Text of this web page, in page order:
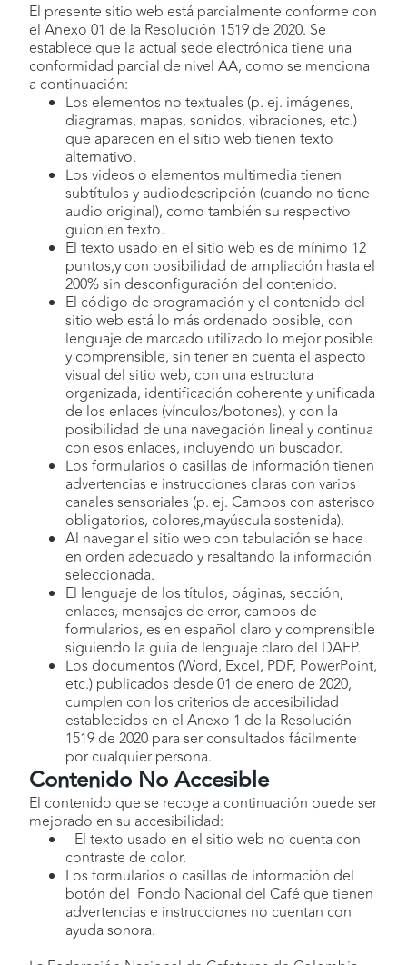
El presente sitio web está parcialmente conforme con
el Anexo 01 de la Resolución 1519 de 2020. Se
establece que la actual sede electrónica tiene una
conformidad parcial de nivel AA, como se menciona
a continuación:
Los elementos no textuales (p. ej. imágenes,
diagramas, mapas, sonidos, vibraciones, etc.)
que aparecen en el sitio web tienen texto
alternativo.
Los videos o elementos multimedia tienen
subtítulos y audiodescripción (cuando no tiene
audio original), como también su respectivo
guion en texto.
El texto usado en el sitio web es de mínimo 12
puntos,y con posibilidad de ampliación hasta el
200% sin desconfiguración del contenido.
El código de programación y el contenido del
sitio web está lo más ordenado posible, con
lenguaje de marcado utilizado lo mejor posible
y comprensible, sin tener en cuenta el aspecto
visual del sitio web, con una estructura
organizada, identificación coherente y unificada
de los enlaces (vínculos/botones), y con la
posibilidad de una navegación lineal y continua
con esos enlaces, incluyendo un buscador.
Los formularios o casillas de información tienen
advertencias e instrucciones claras con varios
canales sensoriales (p. ej. Campos con asterisco
obligatorios, colores,mayúscula sostenida).
Al navegar el sitio web con tabulación se hace
en orden adecuado y resaltando la información
seleccionada.
El lenguaje de los títulos, páginas, sección,
enlaces, mensajes de error, campos de
formularios, es en español claro y comprensible
siguiendo la guía de lenguaje claro del DAFP.
Los documentos (Word, Excel, PDF, PowerPoint,
etc.) publicados desde 01 de enero de 2020,
cumplen con los criterios de accesibilidad
establecidos en el Anexo 1 de la Resolución
1519 de 2020 para ser consultados fácilmente
por cualquier persona.
Contenido No Accesible
El contenido que se recoge a continuación puede ser
mejorado en su accesibilidad:
El texto usado en el sitio web no cuenta con
contraste de color.
Los formularios o casillas de información del
botón del Fondo Nacional del Café que tienen
advertencias e instrucciones no cuentan con
ayuda sonora.